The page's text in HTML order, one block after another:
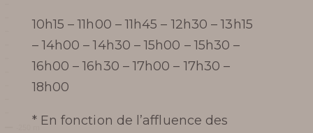
En apprendre
plus
10h15 – 11h00 – 11h45 – 12h30 – 13h15
– 14h00 – 14h30 – 15h00 – 15h30 –
16h00 – 16h30 – 17h00 – 17h30 –
18h00
* En fonction de l’affluence des